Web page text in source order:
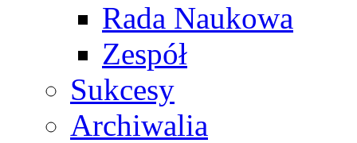
Rada Naukowa
Zespół
Sukcesy
Archiwalia